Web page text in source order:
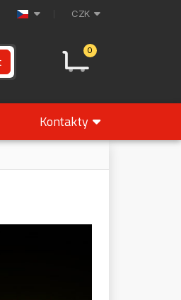
CZK
0
Kontakty